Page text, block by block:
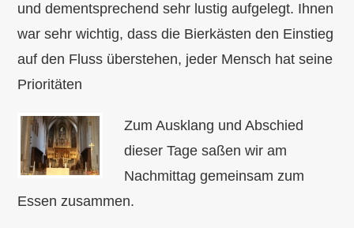
und dementsprechend sehr lustig aufgelegt. Ihnen
war sehr wichtig, dass die Bierkästen den Einstieg
auf den Fluss überstehen, jeder Mensch hat seine
Prioritäten
Zum Ausklang und Abschied
dieser Tage saßen wir am
Nachmittag gemeinsam zum
Essen zusammen.